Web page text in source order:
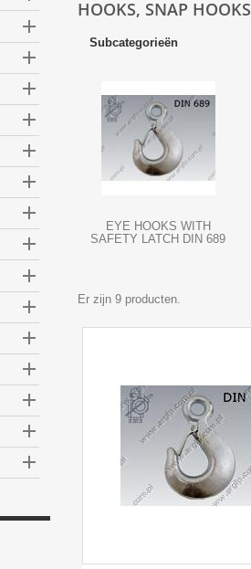















HOOKS, SNAP HOOKS
Subcategorieën
EYE HOOKS WITH
SAFETY LATCH DIN 689
Er zijn 9 producten.